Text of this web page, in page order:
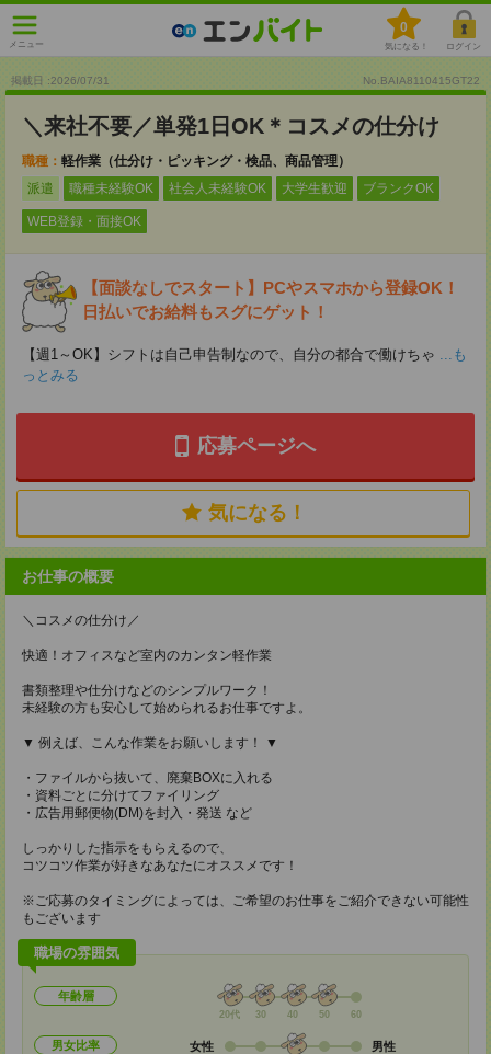
メニュー
0
気になる！ ログイン
掲載日 :2026/07/31 No.BAIA8110415GT22
＼来社不要／単発1日OK＊コスメの仕分け
職種： 軽作業（仕分け・ピッキング・検品、商品管理）
派遣
職種未経験OK 社会人未経験OK 大学生歓迎 ブランクOK
WEB登録・面接OK
【面談なしでスタート】PCやスマホから登録OK！
日払いでお給料もスグにゲット！
【週1～OK】シフトは自己申告制なので、自分の都合で働けちゃ ...も
っとみる
応募ページへ
気になる！
お仕事の概要
＼コスメの仕分け／
快適！オフィスなど室内のカンタン軽作業
書類整理や仕分けなどのシンプルワーク！
未経験の方も安心して始められるお仕事ですよ。
▼ 例えば、こんな作業をお願いします！ ▼
・ファイルから抜いて、廃棄BOXに入れる
・資料ごとに分けてファイリング
・広告用郵便物(DM)を封入・発送 など
しっかりした指示をもらえるので、
コツコツ作業が好きなあなたにオススメです！
※ご応募のタイミングによっては、ご希望のお仕事をご紹介できない可能性
もございます
職場の雰囲気
年齢層
20代 30 40 50 60
男女比率 女性 男性